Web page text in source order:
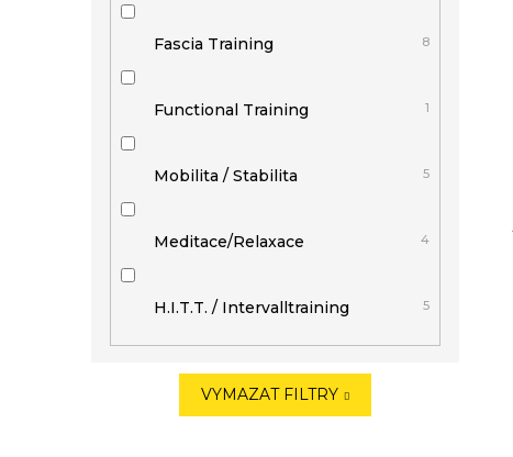
Fascia Training 8
Functional Training 1
Mobilita / Stabilita 5
Meditace/Relaxace 4
H.I.T.T. / Intervalltraining 5
VYMAZAT FILTRY